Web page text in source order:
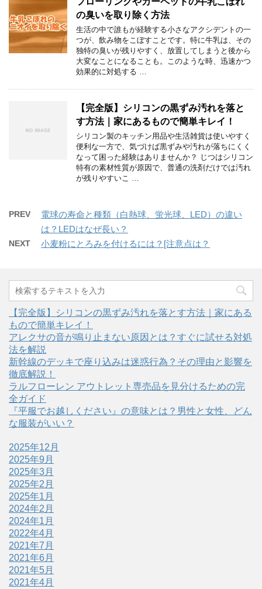
の臭いを取り除く方法
生活の中で誰もが経験する小さなアクシデントの一
つが、飲み物をこぼすことです。特に牛乳は、その
独特の臭いが残りやすく、放置してしまうと後から
大変なことになることも。このような時、迅速かつ
効果的に対処する …
【完全版】シリコンの黒ずみ汚れを落と
す方法｜家にあるもので簡単キレイ！
シリコン製のキッチン用品や生活雑貨は使いやすく
便利な一方で、気づけば黒ずみや汚れが落ちにくく
なって困った経験はありませんか？ じつはシリコン
特有の素材性質が原因で、普通の洗剤だけでは汚れ
が残りやすいこ …
PREV
電球の寿命と種類（白熱球、蛍光球、LED）の違い
は？LEDはなぜ長い？
NEXT 小麦粉にとろみを付けるには？[注意点は？
【完全版】シリコンの黒ずみ汚れを落とす方法｜家にある
もので簡単キレイ！
アレクサの音が鳴り止まない原因とは？すぐに試せる対処
法を解説
新幹線のデッキで座り込みは迷惑行為？その理由と影響を
徹底解説！
ラルフローレン アウトレット専売品を見分けるための完
全ガイド
『平服でお越しください』の意味とは？男性と女性、どん
な服装がいい？
2025年12月
2025年9月
2025年3月
2025年2月
2025年1月
2024年2月
2024年1月
2022年4月
2021年7月
2021年6月
2021年5月
2021年4月